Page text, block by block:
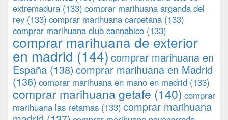
extremadura (133) comprar marihuana arganda del
rey (133) comprar marihuana carpetana (133)
comprar marihuana club cannabico (133)
comprar marihuana de exterior
en madrid (144) comprar marihuana en
España (138) comprar marihuana en Madrid
(136) comprar marihuana en mano en madrid (133)
comprar marihuana getafe (140) comprar
marihuana las retamas (133) comprar marihuana